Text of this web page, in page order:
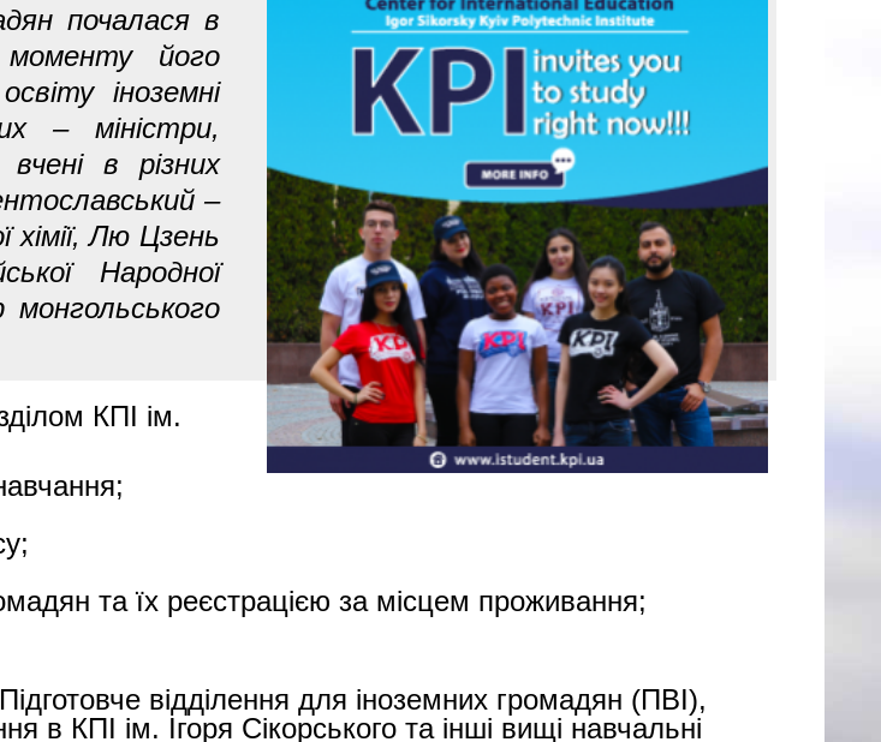
почалася в
моменту його
іноземні
– міністри,
в різних
–
хімії, Лю Цзень
Народної
монгольського
КПІ ім.
та їх реєстрацією за місцем проживання;
відділення для іноземних громадян (ПВІ),
в КПІ ім. Ігоря Сікорського та інші вищі навчальні